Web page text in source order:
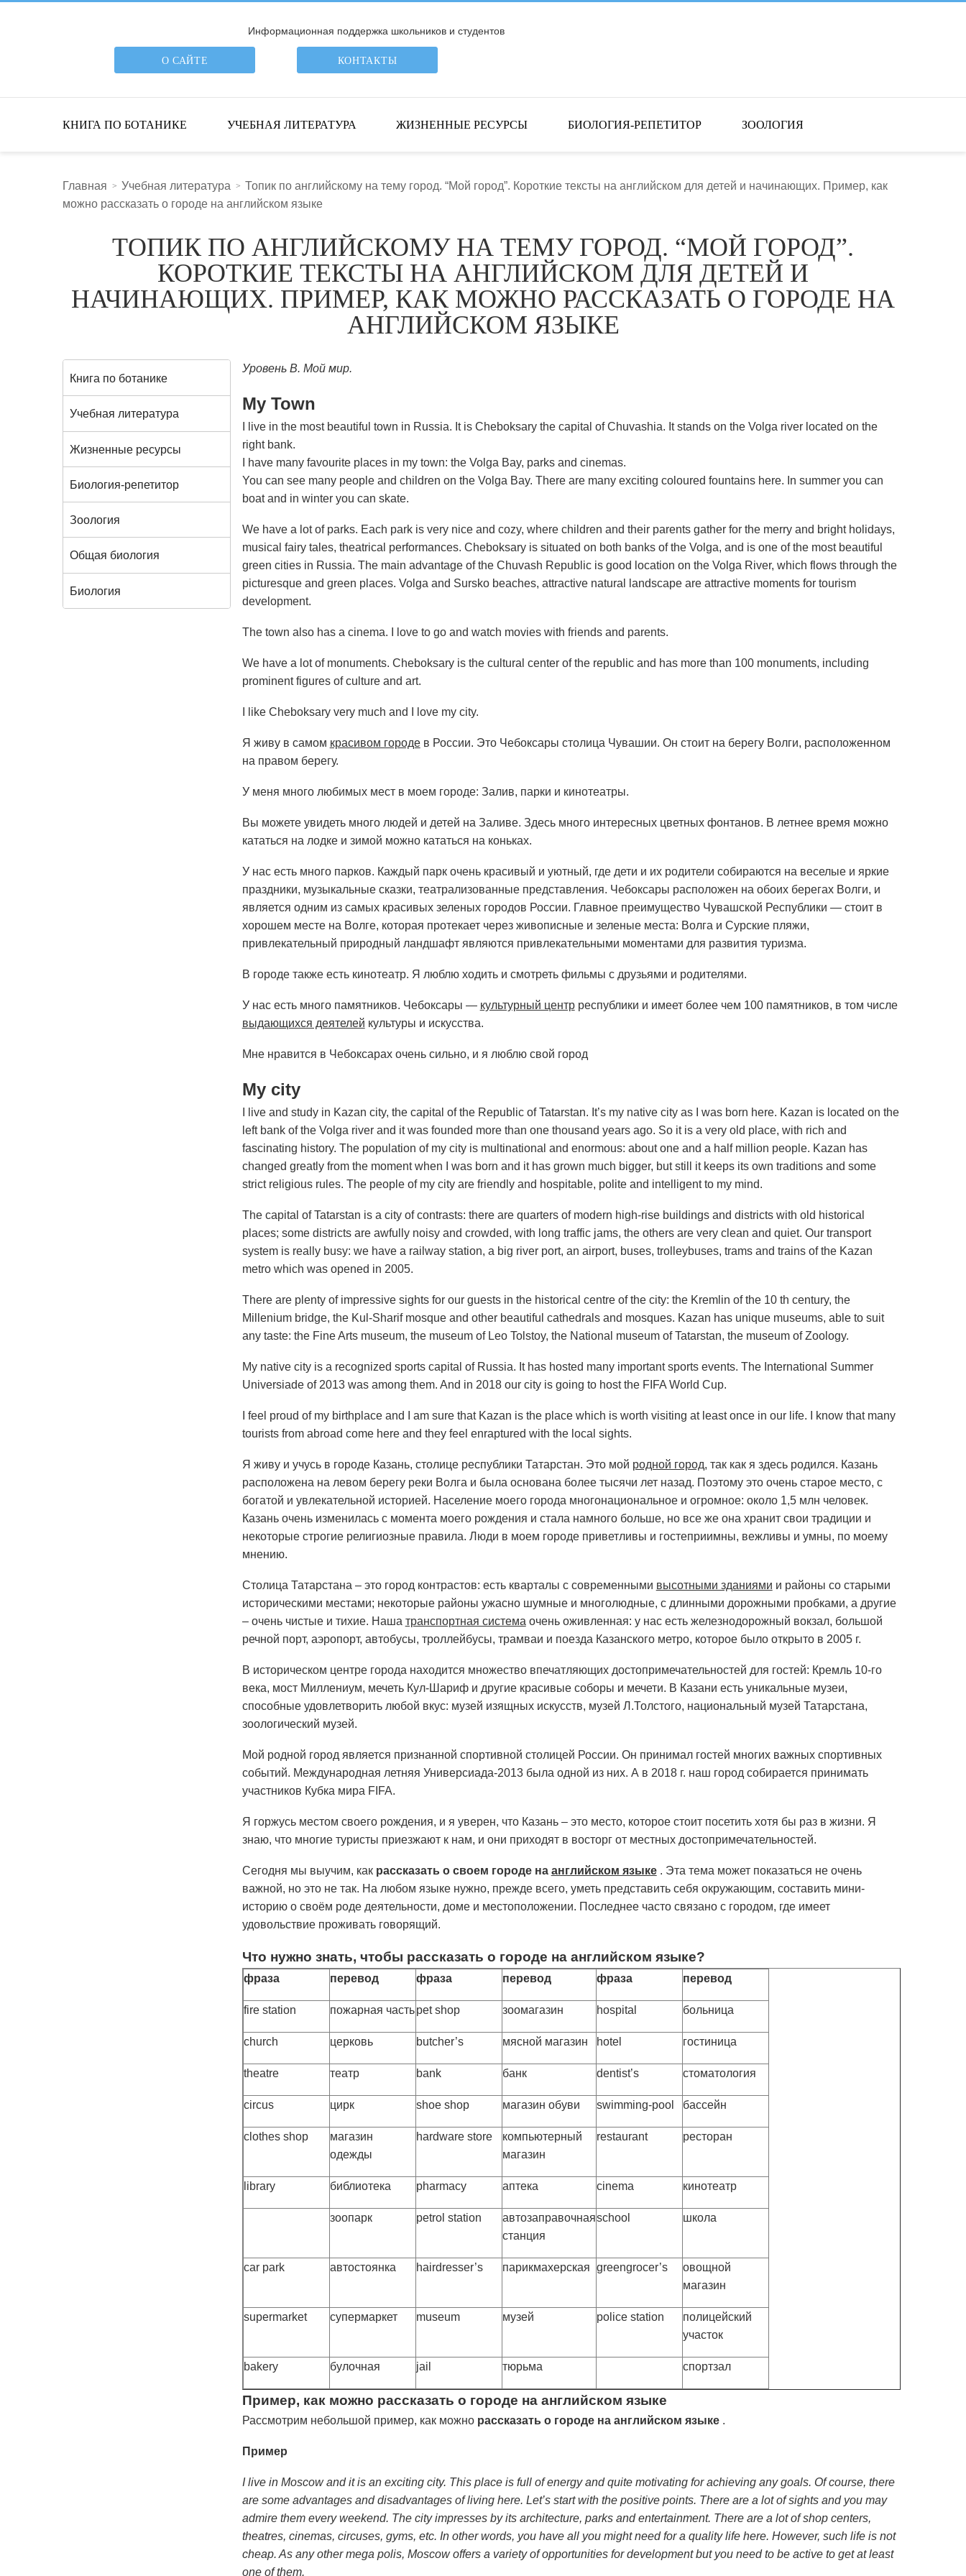
Информационная поддержка школьников и студентов
О САЙТЕ КОНТАКТЫ
КНИГА ПО БОТАНИКЕ УЧЕБНАЯ ЛИТЕРАТУРА ЖИЗНЕННЫЕ РЕСУРСЫ БИОЛОГИЯ-РЕПЕТИТОР ЗООЛОГИЯ
ПОИСК ПО САЙТУ
Главная Учебная литература
Топик по английскому на тему город. “Мой город”. Короткие тексты на английском для детей и начинающих. Пример, как
можно рассказать о городе на английском языке
ТОПИК ПО АНГЛИЙСКОМУ НА ТЕМУ ГОРОД. “МОЙ ГОРОД”.
КОРОТКИЕ ТЕКСТЫ НА АНГЛИЙСКОМ ДЛЯ ДЕТЕЙ И
НАЧИНАЮЩИХ. ПРИМЕР, КАК МОЖНО РАССКАЗАТЬ О ГОРОДЕ НА
АНГЛИЙСКОМ ЯЗЫКЕ
Книга по ботанике
Учебная литература
Жизненные ресурсы
Биология-репетитор
Зоология
Общая биология
Биология
Уровень B. Мой мир.
My Town
I live in the most beautiful town in Russia. It is Cheboksary the capital of Chuvashia. It stands on the Volga river located on the
right bank.
I have many favourite places in my town: the Volga Bay, parks and cinemas.
You can see many people and children on the Volga Bay. There are many exciting coloured fountains here. In summer you can
boat and in winter you can skate.
We have a lot of parks. Each park is very nice and cozy, where children and their parents gather for the merry and bright holidays,
musical fairy tales, theatrical performances. Cheboksary is situated on both banks of the Volga, and is one of the most beautiful
green cities in Russia. The main advantage of the Chuvash Republic is good location on the Volga River, which flows through the
picturesque and green places. Volga and Sursko beaches, attractive natural landscape are attractive moments for tourism
development.
The town also has a cinema. I love to go and watch movies with friends and parents.
We have a lot of monuments. Cheboksary is the cultural center of the republic and has more than 100 monuments, including
prominent figures of culture and art.
I like Cheboksary very much and I love my city.
Я живу в самом красивом городев России. Это Чебоксары столица Чувашии. Он стоит на берегу Волги, расположенном
на правом берегу.
У меня много любимых мест в моем городе: Залив, парки и кинотеатры.
Вы можете увидеть много людей и детей на Заливе. Здесь много интересных цветных фонтанов. В летнее время можно
кататься на лодке и зимой можно кататься на коньках.
У нас есть много парков. Каждый парк очень красивый и уютный, где дети и их родители собираются на веселые и яркие
праздники, музыкальные сказки, театрализованные представления. Чебоксары расположен на обоих берегах Волги, и
является одним из самых красивых зеленых городов России. Главное преимущество Чувашской Республики — стоит в
хорошем месте на Волге, которая протекает через живописные и зеленые места: Волга и Сурские пляжи,
привлекательный природный ландшафт являются привлекательными моментами для развития туризма.
В городе также есть кинотеатр. Я люблю ходить и смотреть фильмы с друзьями и родителями.
У нас есть много памятников. Чебоксары — культурный центрреспублики и имеет более чем 100 памятников, в том числе
выдающихся деятелей культуры и искусства.
Мне нравится в Чебоксарах очень сильно, и я люблю свой город
My city
I live and study in Kazan city, the capital of the Republic of Tatarstan. It’s my native city as I was born here. Kazan is located on the
left bank of the Volga river and it was founded more than one thousand years ago. So it is a very old place, with rich and
fascinating history. The population of my city is multinational and enormous: about one and a half million people. Kazan has
changed greatly from the moment when I was born and it has grown much bigger, but still it keeps its own traditions and some
strict religious rules. The people of my city are friendly and hospitable, polite and intelligent to my mind.
The capital of Tatarstan is a city of contrasts: there are quarters of modern high-rise buildings and districts with old historical
places; some districts are awfully noisy and crowded, with long traffic jams, the others are very clean and quiet. Our transport
system is really busy: we have a railway station, a big river port, an airport, buses, trolleybuses, trams and trains of the Kazan
metro which was opened in 2005.
There are plenty of impressive sights for our guests in the historical centre of the city: the Kremlin of the 10 th century, the
Millenium bridge, the Kul-Sharif mosque and other beautiful cathedrals and mosques. Kazan has unique museums, able to suit
any taste: the Fine Arts museum, the museum of Leo Tolstoy, the National museum of Tatarstan, the museum of Zoology.
My native city is a recognized sports capital of Russia. It has hosted many important sports events. The International Summer
Universiade of 2013 was among them. And in 2018 our city is going to host the FIFA World Cup.
I feel proud of my birthplace and I am sure that Kazan is the place which is worth visiting at least once in our life. I know that many
tourists from abroad come here and they feel enraptured with the local sights.
Я живу и учусь в городе Казань, столице республики Татарстан. Это мой родной город, так как я здесь родился. Казань
расположена на левом берегу реки Волга и была основана более тысячи лет назад. Поэтому это очень старое место, с
богатой и увлекательной историей. Население моего города многонациональное и огромное: около 1,5 млн человек.
Казань очень изменилась с момента моего рождения и стала намного больше, но все же она хранит свои традиции и
некоторые строгие религиозные правила. Люди в моем городе приветливы и гостеприимны, вежливы и умны, по моему
мнению.
Столица Татарстана – это город контрастов: есть кварталы с современными высотными зданиями и районы со старыми
историческими местами; некоторые районы ужасно шумные и многолюдные, с длинными дорожными пробками, а другие
– очень чистые и тихие. Наша транспортная система очень оживленная: у нас есть железнодорожный вокзал, большой
речной порт, аэропорт, автобусы, троллейбусы, трамваи и поезда Казанского метро, которое было открыто в 2005 г.
В историческом центре города находится множество впечатляющих достопримечательностей для гостей: Кремль 10-го
века, мост Миллениум, мечеть Кул-Шариф и другие красивые соборы и мечети. В Казани есть уникальные музеи,
способные удовлетворить любой вкус: музей изящных искусств, музей Л.Толстого, национальный музей Татарстана,
зоологический музей.
Мой родной город является признанной спортивной столицей России. Он принимал гостей многих важных спортивных
событий. Международная летняя Универсиада-2013 была одной из них. А в 2018 г. наш город собирается принимать
участников Кубка мира FIFA.
Я горжусь местом своего рождения, и я уверен, что Казань – это место, которое стоит посетить хотя бы раз в жизни. Я
знаю, что многие туристы приезжают к нам, и они приходят в восторг от местных достопримечательностей.
Сегодня мы выучим, как рассказать о своем городе на английском языке . Эта тема может показаться не очень
важной, но это не так. На любом языке нужно, прежде всего, уметь представить себя окружающим, составить мини-
историю о своём роде деятельности, доме и местоположении. Последнее часто связано с городом, где имеет
удовольствие проживать говорящий.
Что нужно знать, чтобы рассказать о городе на английском языке?
фраза перевод фраза перевод фраза перевод
fire station пожарная частьpet shop зоомагазин hospital больница
church церковь butcher’s мясной магазин hotel гостиница
theatre театр bank банк dentist’s стоматология
circus цирк shoe shop магазин обуви swimming-pool бассейн
clothes shop
магазин
одежды
hardware store
компьютерный
магазин
restaurant ресторан
library библиотека pharmacy аптека cinema кинотеатр
зоопарк petrol station
автозаправочная
станция
school школа
car park автостоянка hairdresser’s парикмахерская greengrocer’s
овощной
магазин
supermarket супермаркет museum музей police station
полицейский
участок
bakery булочная jail тюрьма спортзал
Пример, как можно рассказать о городе на английском языке
Рассмотрим небольшой пример, как можно рассказать о городе на английском языке .
Пример
I live in Moscow and it is an exciting city. This place is full of energy and quite motivating for achieving any goals. Of course, there
are some advantages and disadvantages of living here. Let’s start with the positive points. There are a lot of sights and you may
admire them every weekend. The city impresses by its architecture, parks and entertainment. There are a lot of shop centers,
theatres, cinemas, circuses, gyms, etc. In other words, you have all you might need for a quality life here. However, such life is not
cheap. As any other mega polis, Moscow offers a variety of opportunities for development but you need to be active to get at least
one of them.